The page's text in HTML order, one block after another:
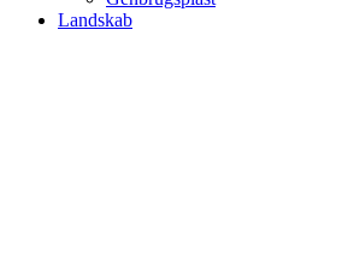
Landskab